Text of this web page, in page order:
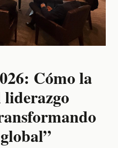
Cómo la
liderazgo